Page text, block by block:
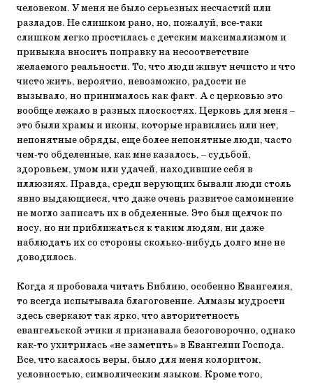
человеком. У меня не было серьезных несчастий или
разладов. Не слишком рано, но, пожалуй, все-таки
слишком легко простилась с детским максимализмом и
привыкла вносить поправку на несоответствие
желаемого реальности. То, что люди живут нечисто и что
чисто жить, вероятно, невозможно, радости не
вызывало, но принималось как факт. А с церковью это
вообще лежало в разных плоскостях. Церковь для меня –
это были храмы и иконы, которые нравились или нет,
непонятные обряды, еще более непонятные люди, часто
чем-то обделенные, как мне казалось, – судьбой,
здоровьем, умом или удачей, находившие себя в
иллюзиях. Правда, среди верующих бывали люди столь
явно выдающиеся, что даже очень развитое самомнение
не могло записать их в обделенные. Это был щелчок по
носу, но ни приближаться к таким людям, ни даже
наблюдать их со стороны сколько-нибудь долго мне не
доводилось.
Когда я пробовала читать Библию, особенно Евангелия,
то всегда испытывала благоговение. Алмазы мудрости
здесь сверкают так ярко, что авторитетность
евангельской этики я признавала безоговорочно, однако
как-то ухитрилась «не заметить» в Евангелии Господа.
Все, что касалось веры, было для меня колоритом,
условностью, символическим языком. Кроме того,